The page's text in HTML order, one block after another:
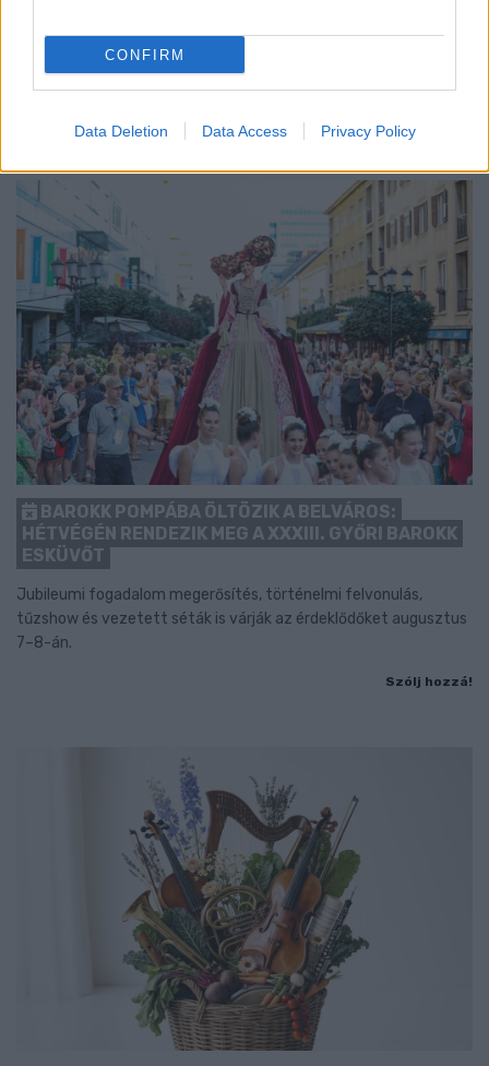
CONFIRM
Data Deletion Data Access Privacy Policy
előrébb hozták a Brest Bretagne Handball elleni találkozó
kezdését.
BAROKK POMPÁBA ÖLTÖZIK A BELVÁROS:
HÉTVÉGÉN RENDEZIK MEG A XXXIII. GYŐRI BAROKK
ESKÜVŐT
Jubileumi fogadalom megerősítés, történelmi felvonulás,
tűzshow és vezetett séták is várják az érdeklődőket augusztus
7–8-án.
Szólj hozzá!